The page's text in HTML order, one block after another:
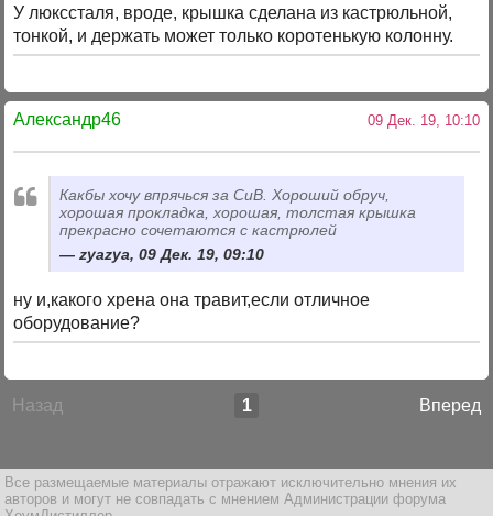
У люкссталя, вроде, крышка сделана из кастрюльной,
тонкой, и держать может только коротенькую колонну.
Александр46 09 Дек. 19, 10:10
Какбы хочу впрячься за СиВ. Хороший обруч,
хорошая прокладка, хорошая, толстая крышка
прекрасно сочетаются с кастрюлей
zyazya, 09 Дек. 19, 09:10
ну и,какого хрена она травит,если отличное
оборудование?
Назад Вперед
1
Все размещаемые материалы отражают исключительно мнения их
авторов и могут не совпадать с мнением Администрации форума